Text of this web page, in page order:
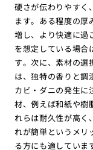
硬さが伝わりやすく
ます。ある程度の厚
増し、より快適に過
を想定している場合
す。次に、素材の選
は、独特の香りと調
カビ・ダニの発生に
材、例えば和紙や樹
れらは耐久性が高く
れが簡単というメリ
る方にも適していま